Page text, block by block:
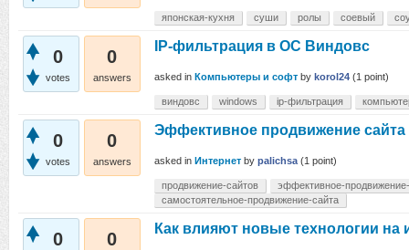
японская-кухня суши ролы соевый
0
votes
0
answers
IP-фильтрация в ОС Виндовс
asked in Компьютеры и софт by korol24 (1 point)
виндовс windows ip-фильтрация
0
votes
0
answers
Эффективное продвижение сайта
asked in Интернет by palichsa (1 point)
продвижение-сайтов
эффективное-
самостоятельное-продвижение-сайта
0 0
Как влияют новые технологии на